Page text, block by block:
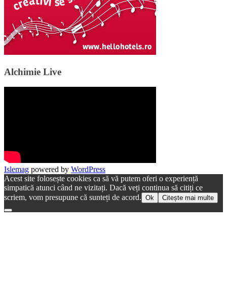
Alchimie Live
Islemag powered by WordPress
Acest site folosește cookies ca să vă putem oferi o experiență
simpatică atunci când ne vizitați. Dacă veți continua să citiți ce
scriem, vom presupune că sunteți de acord. Ok Citește mai multe